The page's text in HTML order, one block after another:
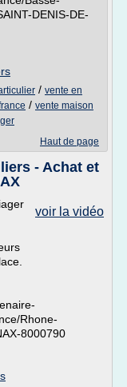
DENIS-DE-
/ vente en
/ vente maison
Haut de page
- Achat et
voir la vidéo
Rhone-
8000790